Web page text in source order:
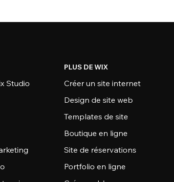
Studio
PLUS DE WIX
Créer un site internet
Design de site web
Templates de site
Boutique en ligne
Site de réservations
Portfolio en ligne